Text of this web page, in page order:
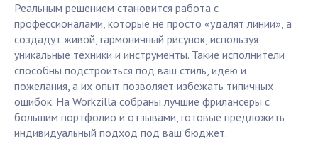
Реальным решением становится работа с
профессионалами, которые не просто «удалят линии», а
создадут живой, гармоничный рисунок, используя
уникальные техники и инструменты. Такие исполнители
способны подстроиться под ваш стиль, идею и
пожелания, а их опыт позволяет избежать типичных
ошибок. На Workzilla собраны лучшие фрилансеры с
большим портфолио и отзывами, готовые предложить
индивидуальный подход под ваш бюджет.